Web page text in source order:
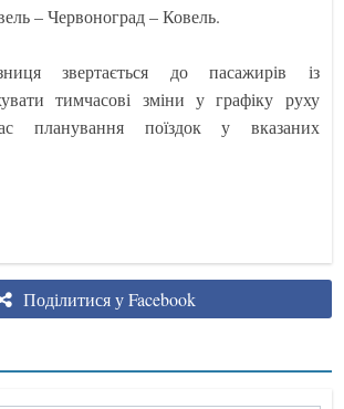
– Червоноград – Ковель.
звертається до пасажирів із
тимчасові зміни у графіку руху
планування поїздок у вказаних
Поділитися у Facebook